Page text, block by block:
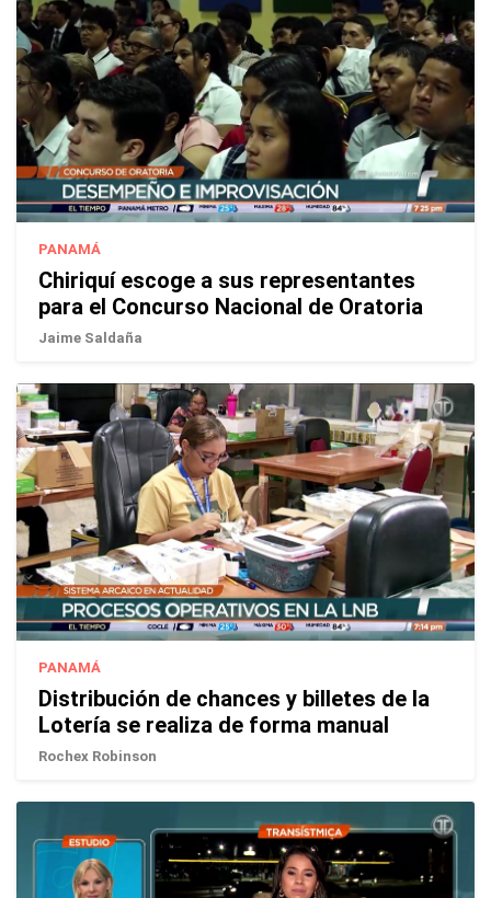
PANAMÁ
Chiriquí escoge a sus representantes
para el Concurso Nacional de Oratoria
Jaime Saldaña
PANAMÁ
Distribución de chances y billetes de la
Lotería se realiza de forma manual
Rochex Robinson